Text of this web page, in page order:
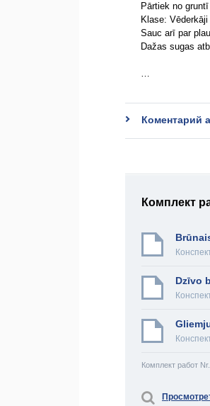
Pārtiek no
Klase:
Sauc arī par
Dažas sugas
…
Коментарий
Комплект
Dzīvo
Комплект работ